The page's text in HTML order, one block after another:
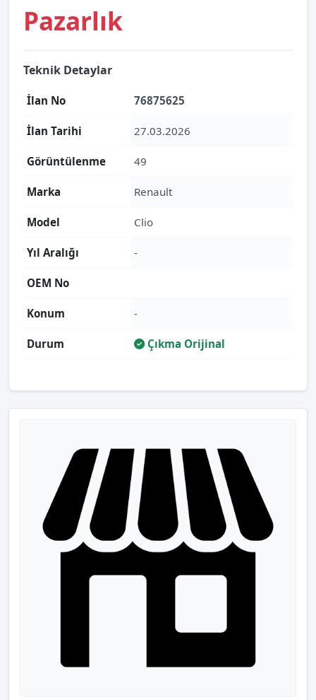
Pazarlık
Teknik Detaylar
İlan No 76875625
İlan Tarihi 27.03.2026
Görüntülenme 49
Marka Renault
Model Clio
Yıl Aralığı -
OEM No
Konum -
Durum Çıkma Orijinal